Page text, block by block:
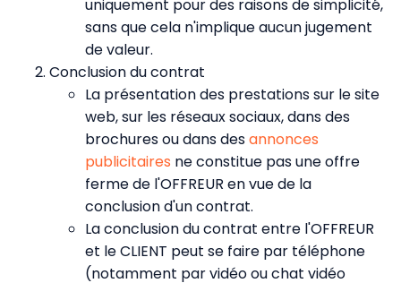
uniquement pour des raisons de simplicité,
sans que cela n'implique aucun jugement
de valeur.
Conclusion du contrat
La présentation des prestations sur le site
web, sur les réseaux sociaux, dans des
brochures ou dans desannonces
publicitaires ne constitue pas une offre
ferme de l'OFFREUR en vue de la
conclusion d'un contrat.
La conclusion du contrat entre l'OFFREUR
et le CLIENT peut se faire par téléphone
(notamment par vidéo ou chat vidéo